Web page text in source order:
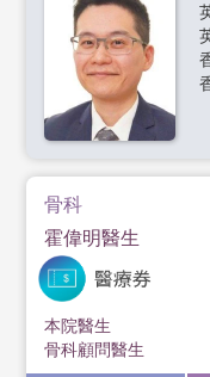
骨科
霍偉明醫生
本院醫生
骨科顧問醫生